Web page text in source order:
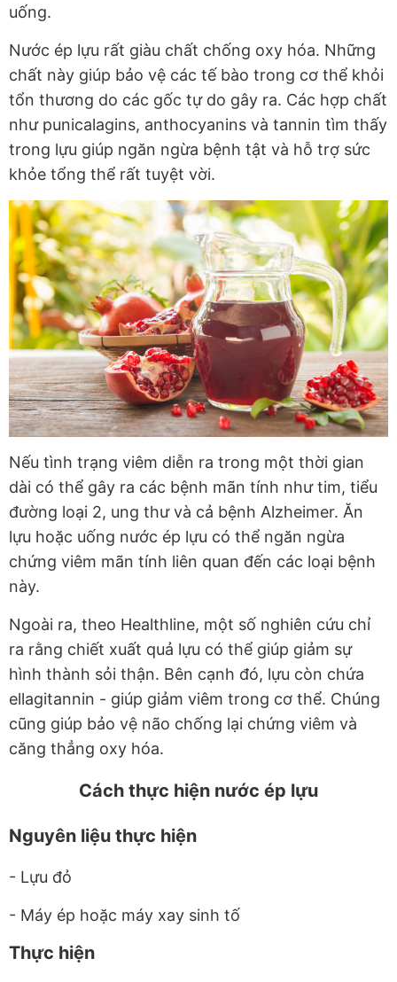
uống.
Nước ép lựu rất giàu chất chống oxy hóa. Những
chất này giúp bảo vệ các tế bào trong cơ thể khỏi
tổn thương do các gốc tự do gây ra. Các hợp chất
như punicalagins, anthocyanins và tannin tìm thấy
trong lựu giúp ngăn ngừa bệnh tật và hỗ trợ sức
khỏe tổng thể rất tuyệt vời.
Nếu tình trạng viêm diễn ra trong một thời gian
dài có thể gây ra các bệnh mãn tính như tim, tiểu
đường loại 2, ung thư và cả bệnh Alzheimer. Ăn
lựu hoặc uống nước ép lựu có thể ngăn ngừa
chứng viêm mãn tính liên quan đến các loại bệnh
này.
Ngoài ra, theo Healthline, một số nghiên cứu chỉ
ra rằng chiết xuất quả lựu có thể giúp giảm sự
hình thành sỏi thận. Bên cạnh đó, lựu còn chứa
ellagitannin - giúp giảm viêm trong cơ thể. Chúng
cũng giúp bảo vệ não chống lại chứng viêm và
căng thẳng oxy hóa.
Cách thực hiện nước ép lựu
Nguyên liệu thực hiện
- Lựu đỏ
- Máy ép hoặc máy xay sinh tố
Thực hiện